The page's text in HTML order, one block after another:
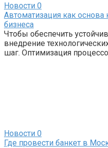
Новости 0
Автоматизация как основа
бизнеса
Чтобы обеспечить
внедрение
шаг. Оптимизация
Новости 0
Где провести банкет в